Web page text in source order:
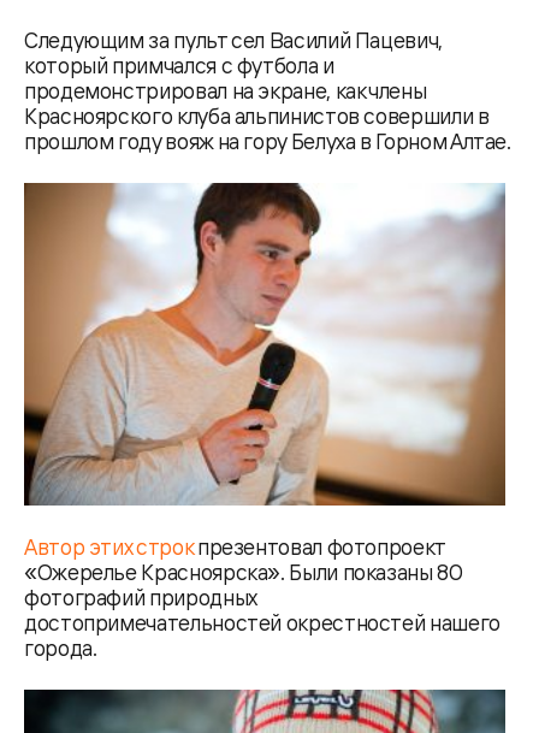
Следующим за пульт сел Василий Пацевич,
который примчался с футбола и
продемонстрировал на экране, как члены
Красноярского клуба альпинистов совершили в
прошлом году вояж на гору Белуха в Горном Алтае.
Автор этих строкпрезентовал фотопроект
«Ожерелье Красноярска». Были показаны 80
фотографий природных
достопримечательностей окрестностей нашего
города.